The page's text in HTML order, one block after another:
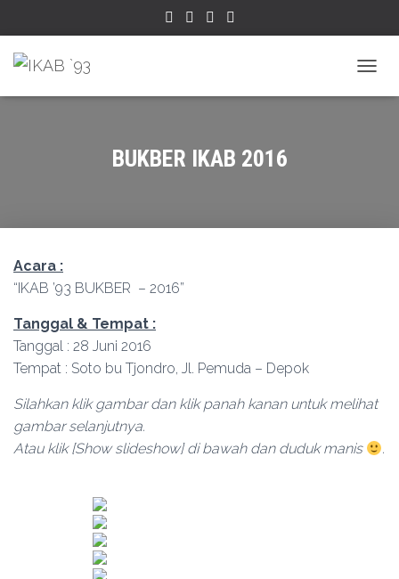
BUKBER IKAB 2016
Acara :
“IKAB ’93 BUKBER – 2016”
Tanggal & Tempat :
Tanggal : 28 Juni 2016
Tempat : Soto bu Tjondro, Jl. Pemuda – Depok
Silahkan klik gambar dan klik panah kanan untuk melihat
gambar selanjutnya.
Atau klik [Show slideshow] di bawah dan duduk manis
.